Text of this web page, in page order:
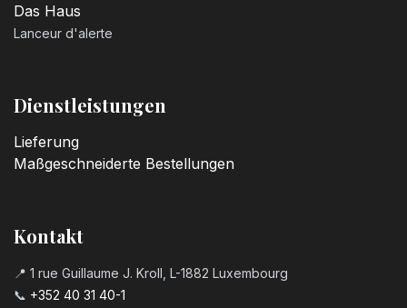
Das Haus
Lanceur d'alerte
Dienstleistungen
Lieferung
Maßgeschneiderte Bestellungen
Kontakt
📍 1 rue Guillaume J. Kroll, L-1882 Luxembourg
📞 +352 40 31 40-1